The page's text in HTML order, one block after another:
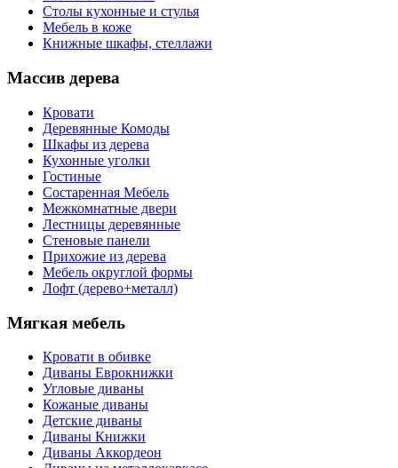
Столы кухонные и стулья
Мебель в коже
Книжные шкафы, стеллажи
Массив дерева
Кровати
Деревянные Комоды
Шкафы из дерева
Кухонные уголки
Гостиные
Состаренная Мебель
Межкомнатные двери
Лестницы деревянные
Стеновые панели
Прихожие из дерева
Мебель округлой формы
Лофт (дерево+металл)
Мягкая мебель
Кровати в обивке
Диваны Еврокнижки
Угловые диваны
Кожаные диваны
Детские диваны
Диваны Книжки
Диваны Аккордеон